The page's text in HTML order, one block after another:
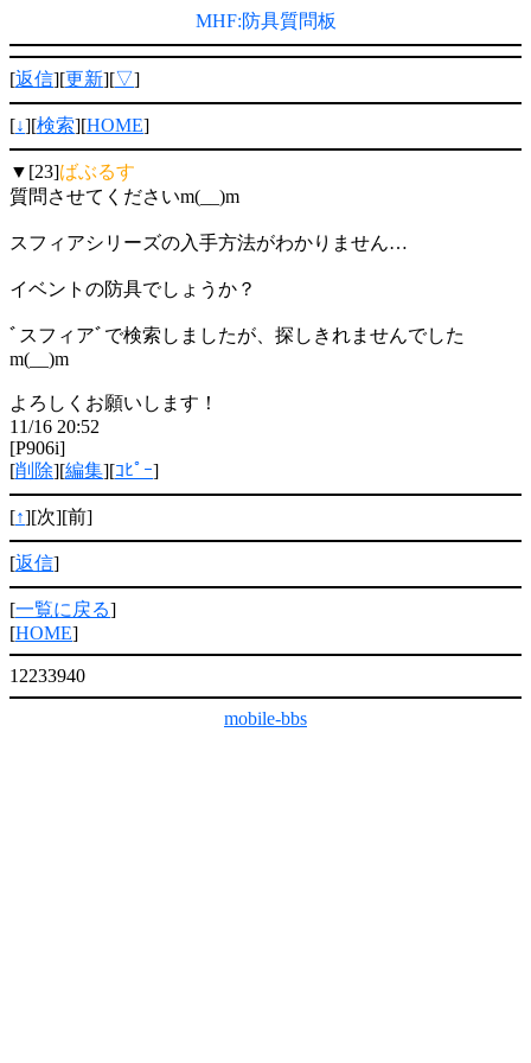
MHF:防具質問板
[返信][更新][▽]
[↓][検索][HOME]
▼[23]ばぶるす
質問させてくださいm(__)m
スフィアシリーズの入手方法がわかりません…
イベントの防具でしょうか？
ﾞスフィアﾞで検索しましたが、探しきれませんでした
m(__)m
よろしくお願いします！
11/16 20:52
[P906i]
[削除][編集][ｺﾋﾟｰ]
[↑][次][前]
[返信]
[一覧に戻る]
[HOME]
12233940
mobile-bbs